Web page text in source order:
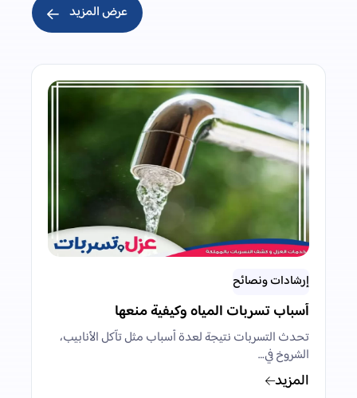
عرض المزيد
إرشادات ونصائح
أسباب تسربات المياه وكيفية منعها
تحدث التسربات نتيجة لعدة أسباب مثل تآكل الأنابيب،
الشروخ في…
المزيد